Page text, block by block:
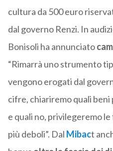
cultura da 500 euro
dal governo Renzi. In
Bonisoli ha annunciato
“Rimarrà uno strumento
vengono erogati dal
cifre, chiariremo quali
e quali no, privilegeremo
più deboli”. Dal Mibact